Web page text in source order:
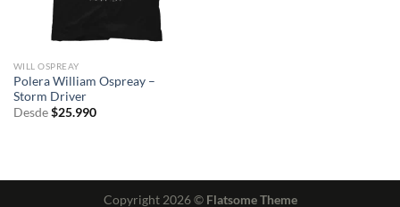
WILL OSPREAY
Polera William Ospreay –
Storm Driver
Desde $25.990
Copyright 2026 © Flatsome Theme